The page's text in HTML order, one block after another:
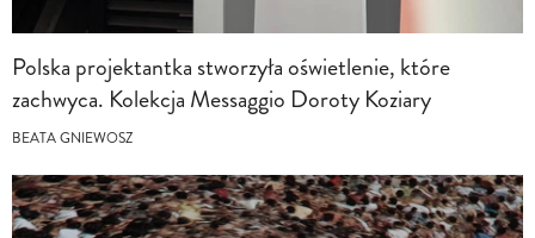
Polska projektantka stworzyła oświetlenie, które
zachwyca. Kolekcja Messaggio Doroty Koziary
BEATA GNIEWOSZ